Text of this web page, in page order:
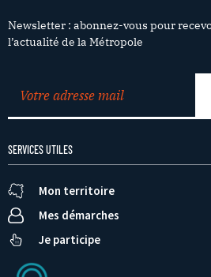
Newsletter : abonnez-vous pour
l’actualité de la Métropole
SERVICES UTILES
Mon territoire
Mes démarches
Je participe